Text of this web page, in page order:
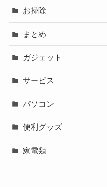
お掃除
まとめ
ガジェット
サービス
パソコン
便利グッズ
家電類